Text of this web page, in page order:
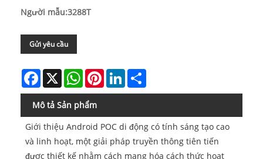
Người mẫu:3288T
Gửi yêu cầu
Facebook
X WhatsAppPinterestLinkedIn
Mô tả Sản phẩm
Giới thiệu Android POC di động có tính sáng tạo cao
và linh hoạt, một giải pháp truyền thông tiên tiến
được thiết kế nhằm cách mạng hóa cách thức hoạt